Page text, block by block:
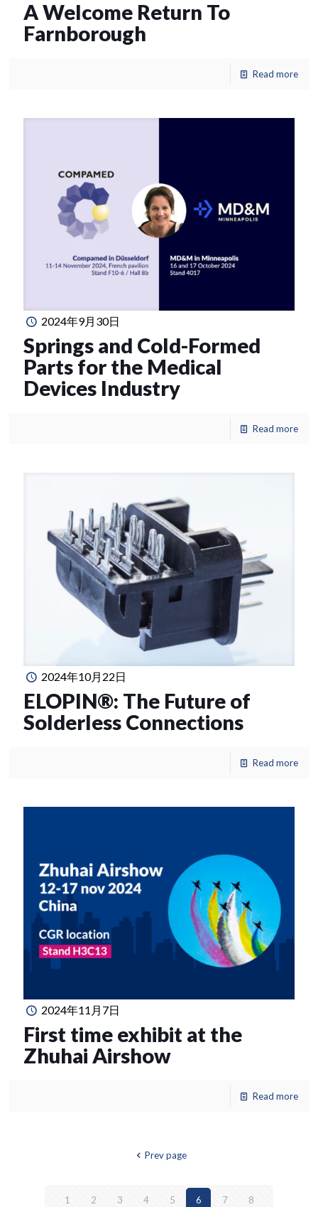
A Welcome Return To
Farnborough
Read more
2024年9月30日
Springs and Cold-Formed
Parts for the Medical
Devices Industry
Read more
2024年10月22日
ELOPIN®: The Future of
Solderless Connections
Read more
2024年11月7日
First time exhibit at the
Zhuhai Airshow
Read more
Prev page
1 2 3 4 5 6 7 8